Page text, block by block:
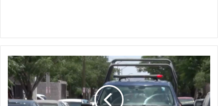
As3sin4n
a
bal4zos
a
un